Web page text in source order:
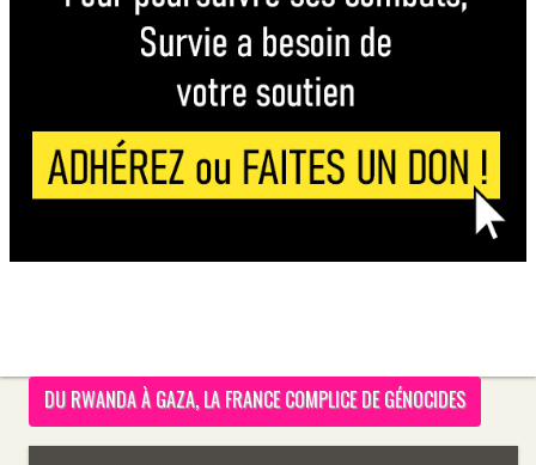
DU RWANDA À GAZA, LA FRANCE COMPLICE DE GÉNOCIDES